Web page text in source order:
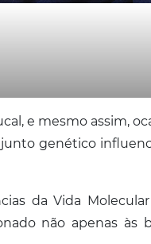
e mesmo assim,
genético
da Vida
não apenas às